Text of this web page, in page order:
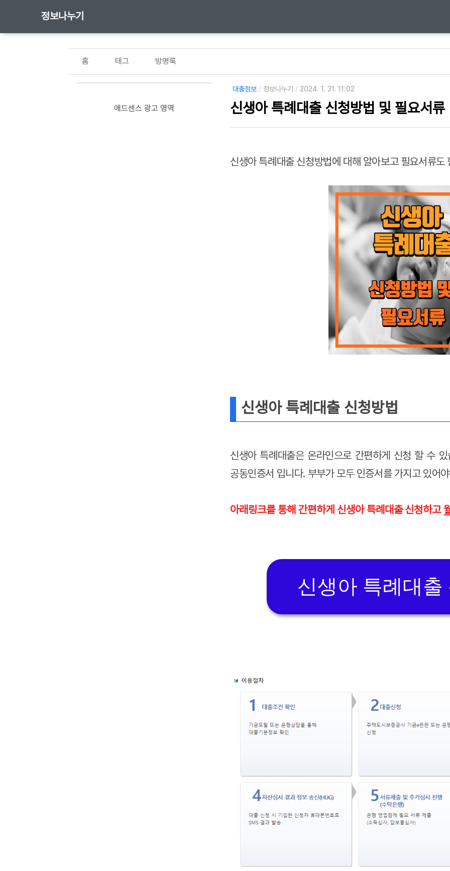
정보나누기
홈 태그 방명록
대출정보 / 정보나누기 / 2024. 1. 31. 11:02
신생아 특례대출 신청방법 및 필요서류
신생아 특례대출 신청방법에 대해 알아보고 필요서류
신생아 특례대출 신청방법
신생아 특례대출은 온라인으로 간편하게 신청 할 수
공동인증서 입니다. 부부가 모두 인증서를 가지고 있어
아래링크를 통해 간편하게 신생아 특례대출 신청하고
신생아 특례대출
애드센스 광고 영역